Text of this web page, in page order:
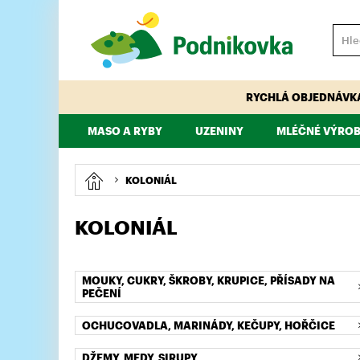
RYCHLÁ
MASO A RYBY
VEPŘOVÉ HOVĚZÍ TELECÍ KUŘECÍ,
UZENINY
PÁRKY, KLOBÁSY, ŠPEKÁČKY
MLÉČNÉ
MAJONÉZY,
KOLONIÁL
KOLONIÁL
MOUKY, CUKRY, ŠKROBY, KRUPICE, PŘÍSADY NA
PEČENÍ
OCHUCOVADLA, MARINÁDY, KEČUPY, HOŘČICE